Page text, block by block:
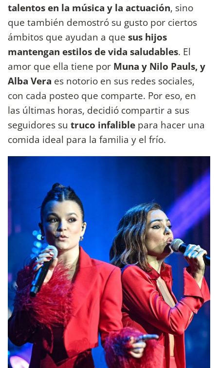
talentos en la música y la actuación, sino
que también demostró su gusto por ciertos
ámbitos que ayudan a que sus hijos
mantengan estilos de vida saludables. El
amor que ella tiene por Muna y Nilo Pauls, y
Alba Vera es notorio en sus redes sociales,
con cada posteo que comparte. Por eso, en
las últimas horas, decidió compartir a sus
seguidores su truco infalible para hacer una
comida ideal para la familia y el frío.